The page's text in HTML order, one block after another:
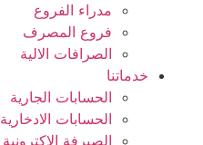
مدراء الفروع
فروع المصرف
الصرافات الالية
خدماتنا
الحسابات الجارية
الحسابات الادخارية
الصيرفة الاكترونية